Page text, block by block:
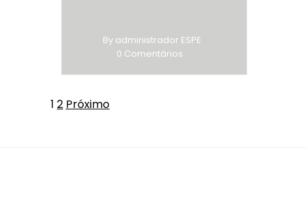
By administrador ESPE
0 Comentários
dos
Página
1 Página
2 Próximo